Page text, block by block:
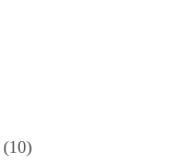
(10)